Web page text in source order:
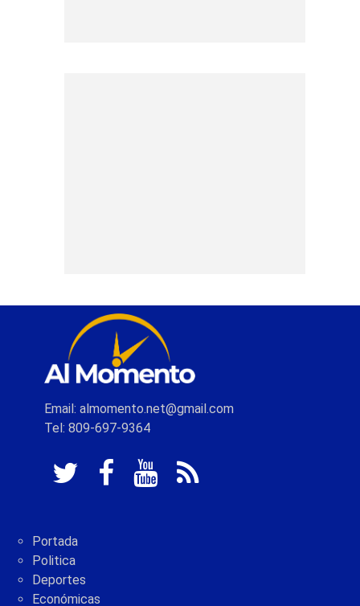
Email: almomento.net@gmail.com
Tel: 809-697-9364
Portada
Politica
Deportes
Económicas